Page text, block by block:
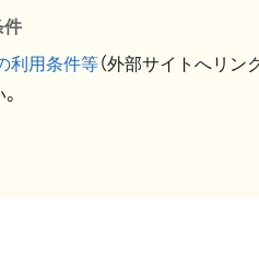
件
利用条件等（外部サイトへリン